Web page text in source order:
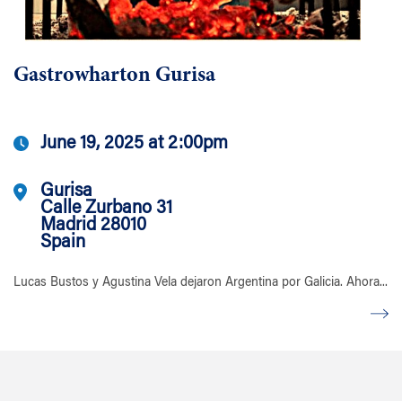
Gastrowharton Gurisa
June 19, 2025 at 2:00pm
Gurisa
Calle Zurbano 31
Madrid 28010
Spain
Lucas Bustos y Agustina Vela dejaron Argentina por Galicia. Ahora...